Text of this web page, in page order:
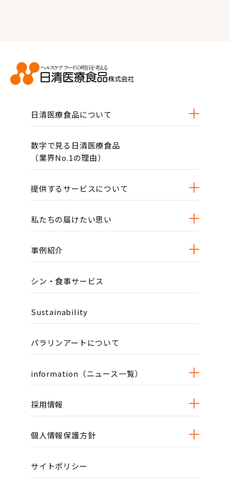
日清医療食品について
数字で見る日清医療食品
（業界No.1の理由）
提供するサービスについて
私たちの届けたい思い
事例紹介
シン・食事サービス
Sustainability
パラリンアートについて
information（ニュース一覧）
採用情報
個人情報保護方針
サイトポリシー